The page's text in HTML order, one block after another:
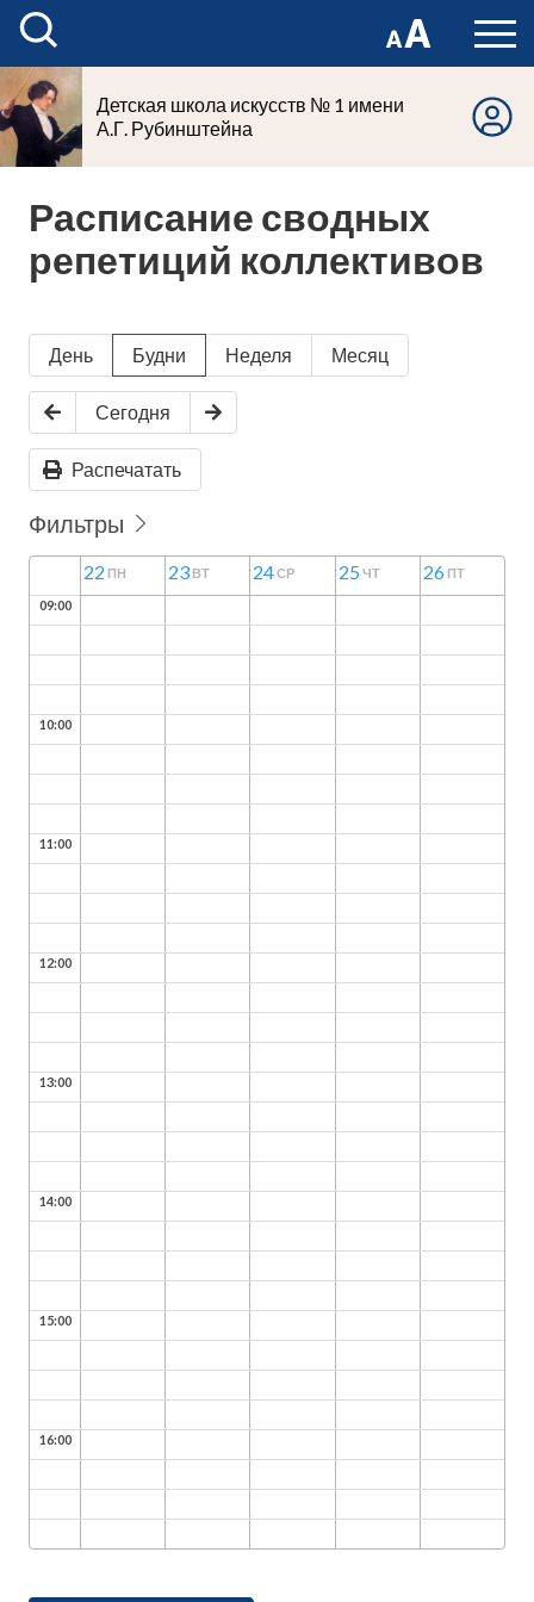
Детская школа искусств № 1 имени
А.Г. Рубинштейна
Расписание сводных
репетиций коллективов
День Будни Неделя Месяц
Сегодня
Распечатать
Фильтры
22 ПН 23 ВТ 24СР 25ЧТ 26 ПТ
09:00
10:00
11:00
12:00
13:00
14:00
15:00
16:00